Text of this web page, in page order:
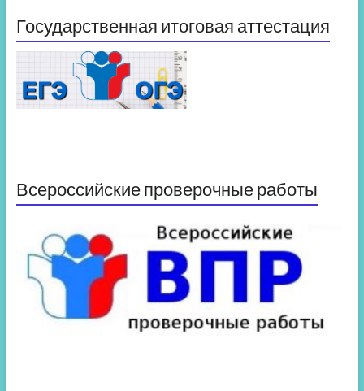
Государственная итоговая аттестация
Всероссийские проверочные работы